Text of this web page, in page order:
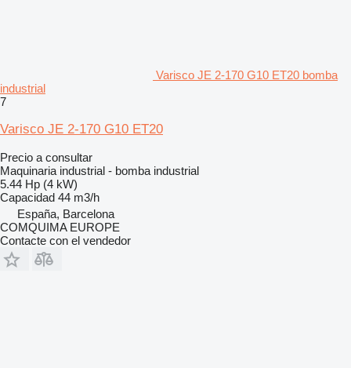
Varisco JE 2-170 G10 ET20 bomba
industrial
7
Varisco JE 2-170 G10 ET20
Precio a consultar
Maquinaria industrial - bomba industrial
5.44 Hp (4 kW)
Capacidad 44 m3/h
España, Barcelona
COMQUIMA EUROPE
Contacte con el vendedor